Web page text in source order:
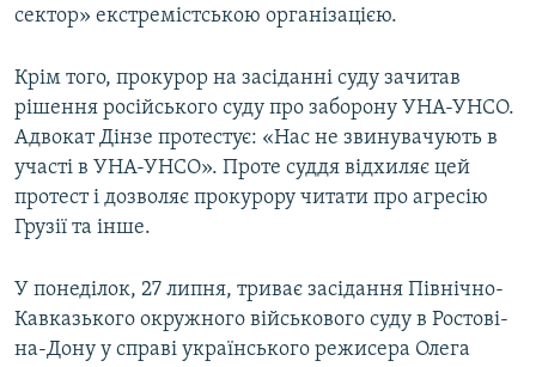
сектор» екстремістською організацією.
Крім того, прокурор на засіданні суду зачитав
рішення російського суду про заборону УНА-УНСО.
Адвокат Дінзе протестує: «Нас не звинувачують в
участі в УНА-УНСО». Проте суддя відхиляє цей
протест і дозволяє прокурору читати про агресію
Грузії та інше.
У понеділок, 27 липня, триває засідання Північно-
Кавказького окружного військового суду в Ростові-
на-Дону у справі українського режисера Олега